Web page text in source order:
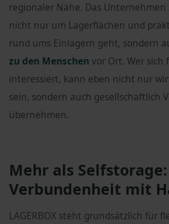
regionaler Nähe. Das Unternehmen
nicht nur um Lagerflächen und
rund ums Einlagern geht, sondern
zu den Menschen vor Ort. Wer sich
interessiert, kann eben nicht nur
sein, sondern auch gesellschaftlich
übernehmen.
Mehr als
Verbundenheit mit
LAGERBOX steht grundsätzlich für